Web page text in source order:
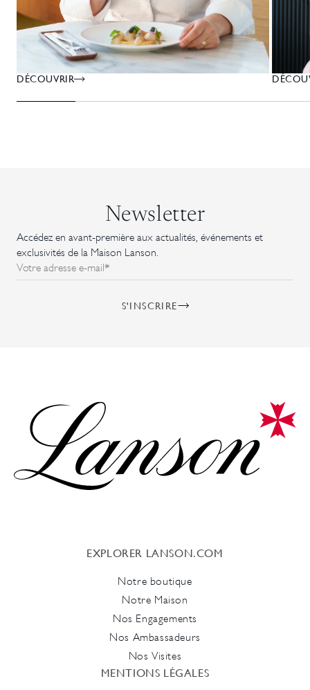
DÉCOUVRIR
Newsletter
Accédez en avant-première aux actualités, événements et
exclusivités de la Maison Lanson.
Votre adresse e-mail*
S'INSCRIRE
EXPLORER LANSON.COM
Notre boutique
Notre Maison
Nos Engagements
Nos Ambassadeurs
Nos Visites
MENTIONS LÉGALES